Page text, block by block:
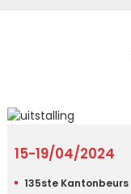
15-19/04/2024
135ste Kantonbeurs